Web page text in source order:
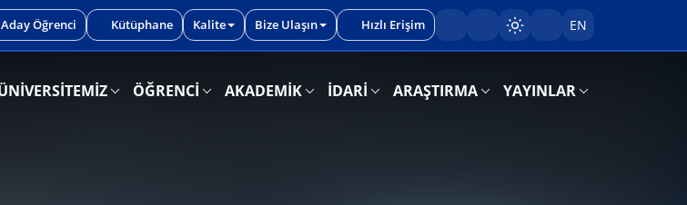
ÖĞRENCİ AKADEMİK İDARİ ARAŞTIRMA YAYINLAR
Aday Öğrenci Kütüphane Kalite Bize Ulaşın Hızlı Erişim Sayfayı karart/aç
EN